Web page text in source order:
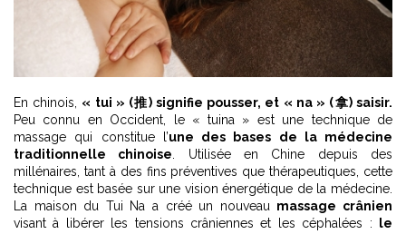
En chinois, « tui » (推) signifie pousser, et « na » (拿) saisir.
Peu connu en Occident, le « tuina » est une technique de
massage qui constitue l’une des bases de la médecine
traditionnelle chinoise . Utilisée en Chine depuis des
millénaires, tant à des fins préventives que thérapeutiques, cette
technique est basée sur une vision énergétique de la médecine.
La maison du Tui Na a créé un nouveau massage crânien
visant à libérer les tensions crâniennes et les céphalées :
le